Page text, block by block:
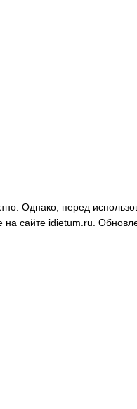
Однако, перед
на сайте idietum.ru .